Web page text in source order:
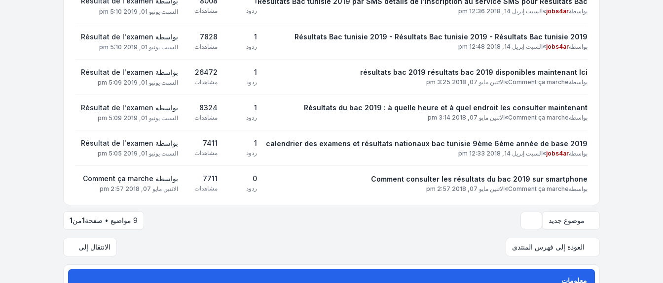
بواسطةjobs4ar
»السبت إبريل 14, 2018 12:36 pm ردود مشاهدات السبت يونيو 01, 2019 5:10 pm
Résultats Bac tunisie 2019 - Résultats Bac tunisie 2019 - Résultats Bac tunisie 2019
بواسطةjobs4ar
»السبت إبريل 14, 2018 12:48 pm
1
ردود
7828
مشاهدات
بواسطة Résultat de l'examen
السبت يونيو 01, 2019 5:10 pm
résultats bac 2019 résultats bac 2019 disponibles maintenant Ici
بواسطةComment ça marche
»الاثنين مايو 07, 2018 3:25 pm
1
ردود
26472
مشاهدات
بواسطة Résultat de l'examen
السبت يونيو 01, 2019 5:09 pm
Résultats du bac 2019 : à quelle heure et à quel endroit les consulter maintenant
بواسطةComment ça marche
»الاثنين مايو 07, 2018 3:14 pm
1
ردود
8324
مشاهدات
بواسطة Résultat de l'examen
السبت يونيو 01, 2019 5:09 pm
calendrier des examens et résultats nationaux bac tunisie 9ème 6ème année de base 2019
بواسطةjobs4ar
»السبت إبريل 14, 2018 12:33 pm
1
ردود
7411
مشاهدات
بواسطة Résultat de l'examen
السبت يونيو 01, 2019 5:05 pm
Comment consulter les résultats du bac 2019 sur smartphone
بواسطةComment ça marche
»الاثنين مايو 07, 2018 2:57 pm
0
ردود
7711
مشاهدات
بواسطة Comment ça marche
الاثنين مايو 07, 2018 2:57 pm
موضوع جديد 9 مواضيع • صفحة 1من1
العودة إلى فهرس المنتدى الانتقال إلى
معلومات